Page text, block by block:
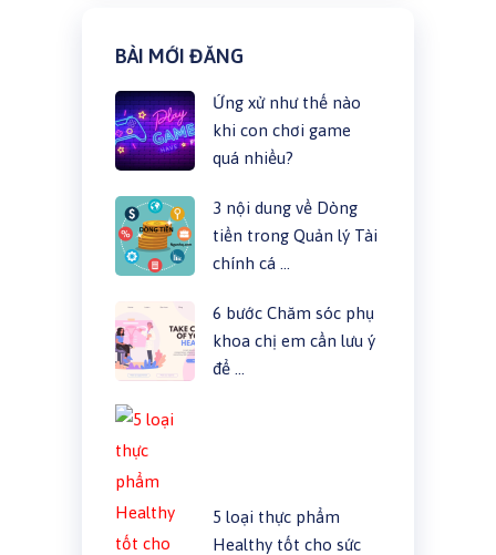
BÀI MỚI ĐĂNG
Ứng xử như thế nào
khi con chơi game
quá nhiều?
3 nội dung về Dòng
tiền trong Quản lý Tài
chính cá …
6 bước Chăm sóc phụ
khoa chị em cần lưu ý
để …
5 loại thực phẩm
Healthy tốt cho sức